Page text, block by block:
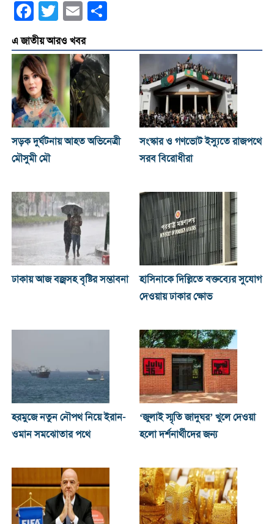
Facebook
Twitter Email
এ জাতীয় আরও খবর
সড়ক দুর্ঘটনায় আহত অভিনেত্রী
মৌসুমী মৌ
সংস্কার ও গণভোট ইস্যুতে রাজপথে
সরব বিরোধীরা
ঢাকায় আজ বজ্রসহ বৃষ্টির সম্ভাবনা
হাসিনাকে দিল্লিতে বক্তব্যের সুযোগ
দেওয়ায় ঢাকার ক্ষোভ
হরমুজে নতুন নৌপথ নিয়ে ইরান-
ওমান সমঝোতার পথে
‘জুলাই স্মৃতি জাদুঘর’ খুলে দেওয়া
হলো দর্শনার্থীদের জন্য